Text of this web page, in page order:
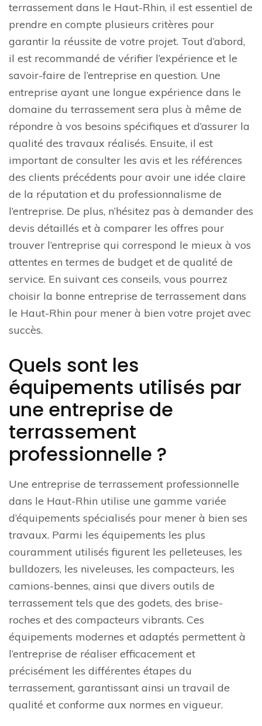
terrassement dans le Haut-Rhin, il est essentiel de
prendre en compte plusieurs critères pour
garantir la réussite de votre projet. Tout d’abord,
il est recommandé de vérifier l’expérience et le
savoir-faire de l’entreprise en question. Une
entreprise ayant une longue expérience dans le
domaine du terrassement sera plus à même de
répondre à vos besoins spécifiques et d’assurer la
qualité des travaux réalisés. Ensuite, il est
important de consulter les avis et les références
des clients précédents pour avoir une idée claire
de la réputation et du professionnalisme de
l’entreprise. De plus, n’hésitez pas à demander des
devis détaillés et à comparer les offres pour
trouver l’entreprise qui correspond le mieux à vos
attentes en termes de budget et de qualité de
service. En suivant ces conseils, vous pourrez
choisir la bonne entreprise de terrassement dans
le Haut-Rhin pour mener à bien votre projet avec
succès.
Quels sont les
équipements utilisés par
une entreprise de
terrassement
professionnelle ?
Une entreprise de terrassement professionnelle
dans le Haut-Rhin utilise une gamme variée
d’équipements spécialisés pour mener à bien ses
travaux. Parmi les équipements les plus
couramment utilisés figurent les pelleteuses, les
bulldozers, les niveleuses, les compacteurs, les
camions-bennes, ainsi que divers outils de
terrassement tels que des godets, des brise-
roches et des compacteurs vibrants. Ces
équipements modernes et adaptés permettent à
l’entreprise de réaliser efficacement et
précisément les différentes étapes du
terrassement, garantissant ainsi un travail de
qualité et conforme aux normes en vigueur.